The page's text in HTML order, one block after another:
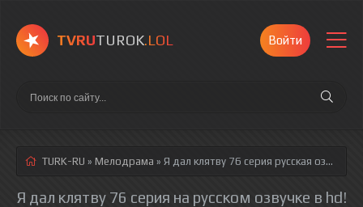
TVRUTUROK.LOL Войти
TURK-RU » Мелодрама » Я дал клятву 76 серия русская озвучка полностью смотреть онлайн!
Я дал клятву 76 серия на русском озвучке в hd!